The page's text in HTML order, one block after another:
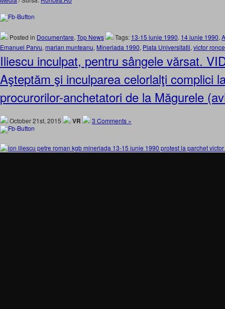
Posted in Documentare, Top News Tags: 13-15 iunie 1990, 14 iunie 1990,
Emanuel Parvu, marian munteanu, Mineriada 1990, Piata Universitatii, victor
Iliescu inculpat, pentru sângele vărsat.
Aşteptăm şi inculparea celorlalţi complici
procurorilor-anchetatori de la Măgurele
October 21st, 2015 VR 3 Comments »